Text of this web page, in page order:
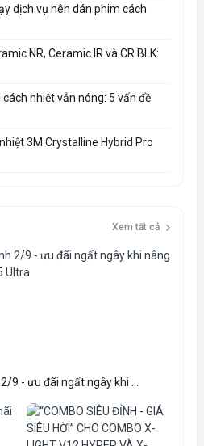
dịch vụ nên dán phim cách
NR, Ceramic IR và CR BLK:
nhiệt vẫn nóng: 5 vấn đề
3M Crystalline Hybrid Pro
Xem tất cả
9 - ưu đãi ngất ngây khi ...